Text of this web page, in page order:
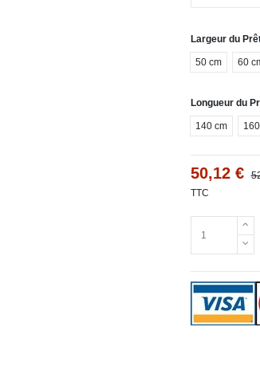
Largeur du
50 cm 60
Longueur du
140 cm
50,12 €
TTC